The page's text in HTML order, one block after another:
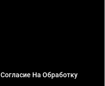
На Обработку